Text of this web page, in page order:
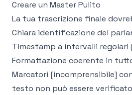
Creare un Master Pulito
La tua trascrizione finale
Chiara identificazione del
Timestamp a intervalli
Formattazione coerente in
Marcatori [incomprensibile]
testo non può essere verificato